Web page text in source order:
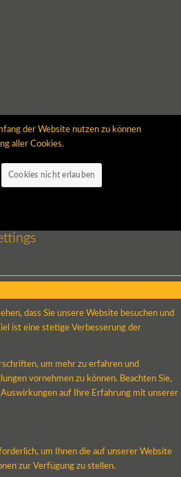
der Website nutzen zu können
aller Cookies.
Cookies nicht erlauben
dass Sie unsere Website besuchen und
ist eine stetige Verbesserung der
um mehr zu erfahren und
vornehmen zu können. Beachten Sie,
auf Ihre Erfahrung mit unserer
um Ihnen die auf unserer Website
zur Verfügung zu stellen.